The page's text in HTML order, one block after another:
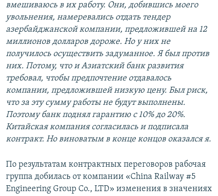
вмешиваюсь в их работу. Они, добившись моего
увольнения, намеревались отдать тендер
азербайджанской компании, предложившей на 12
миллионов долларов дороже. Но у них не
получилось осуществить задуманное. Я был против
них. Потому, что и Азиатский банк развития
требовал, чтобы предпочтение отдавалось
компании, предложившей низкую цену. Был риск,
что за эту сумму работы не будут выполнены.
Поэтому банк поднял гарантию с 10% до 20%.
Китайская компания согласилась и подписала
контракт. Но виноватым в конце концов оказался я.
По результатам контрактных переговоров рабочая
группа добилась от компании «China Railway #5
Engineering Group Co., LTD» изменения в значениях